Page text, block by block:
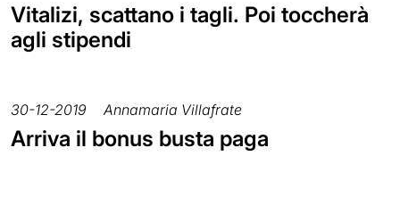
Vitalizi, scattano i tagli. Poi toccherà
agli stipendi
30-12-2019 Annamaria Villafrate
Arriva il bonus busta paga